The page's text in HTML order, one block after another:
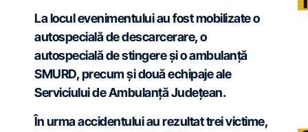
La locul evenimentului au fost mobilizate o
autospecială de descarcerare, o
autospecială de stingere și o ambulanță
SMURD, precum și două echipaje ale
Serviciului de Ambulanță Județean.
În urma accidentului au rezultat trei victime,